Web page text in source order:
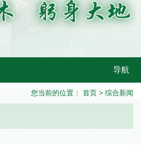
导航
您当前的位置： 首页 > 综合新闻